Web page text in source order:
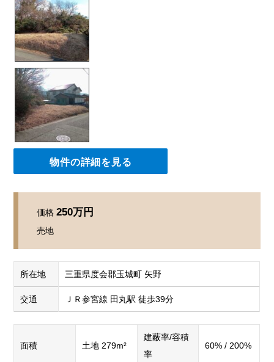
物件の詳細を見る
価格 250万円
売地
所在地 三重県度会郡玉城町 矢野
交通 ＪＲ参宮線 田丸駅 徒歩39分
面積 土地 279m²
建蔽率/容積
率
60% / 200%